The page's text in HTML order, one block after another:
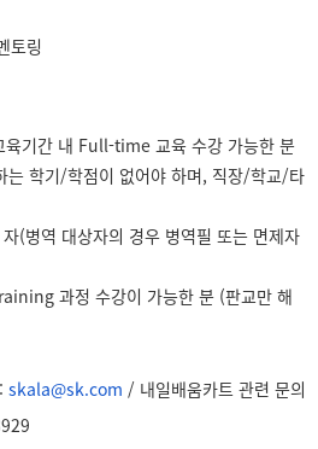
토링
기간 내 Full-time 교육 수강 가능한 분
학기/학점이 없어야 하며, 직장/학교/타
(병역 대상자의 경우 병역필 또는 면제자
과정 수강이 가능한 분 (판교만 해
skala@sk.com / 내일배움카트 관련 문의